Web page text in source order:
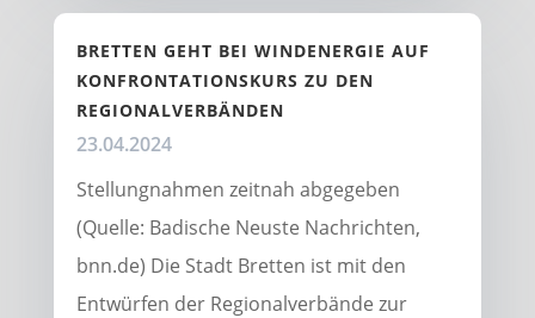
BRETTEN GEHT BEI WINDENERGIE AUF
KONFRONTATIONSKURS ZU DEN
REGIONALVERBÄNDEN
23.04.2024
Stellungnahmen zeitnah abgegeben
(Quelle: Badische Neuste Nachrichten,
bnn.de) Die Stadt Bretten ist mit den
Entwürfen der Regionalverbände zur